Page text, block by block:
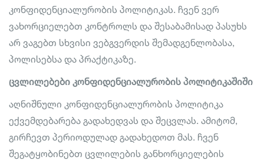
კონფიდენციალურობის პოლიტიკას. ჩვენ ვერ
ვახორციელებთ კონტროლს და შესაბამისად პასუხს
არ ვაგებთ სხვისი ვებგვერდის შემადგენლობასა,
პოლისებსა და პრაქტიკაზე.
ცვლილებები კონფიდენციალურობის პოლიტიკაშიში
აღნიშნული კონფიდენციალურობის პოლიტიკა
ექვემდებარება გადახედვას და შეცვლას. ამიტომ,
გირჩევთ პერიოდულად გადახედოთ მას. ჩვენ
შეგატყობინებთ ცვლილების განხორციელების